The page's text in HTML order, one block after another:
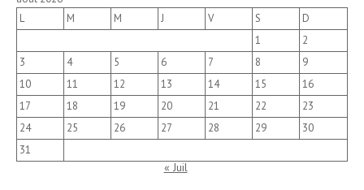
L
M M J V S
D
1
2
3
4 5 6 7 8
9
10
11 12 13 14 15
16
17
18 19 20 21 22
23
24
25 26 27 28 29
30
31
« Juil